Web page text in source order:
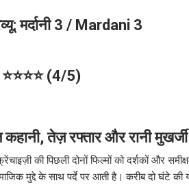
मर्दानी 3 / Mardani 3
(4/5)
तेज़ रफ्तार और रानी
फ्रेंचाइज़ी की पिछली दोनों फिल्मों को दर्शकों और
मुद्दे के साथ पर्दे पर आती है। करीब दो घंटे